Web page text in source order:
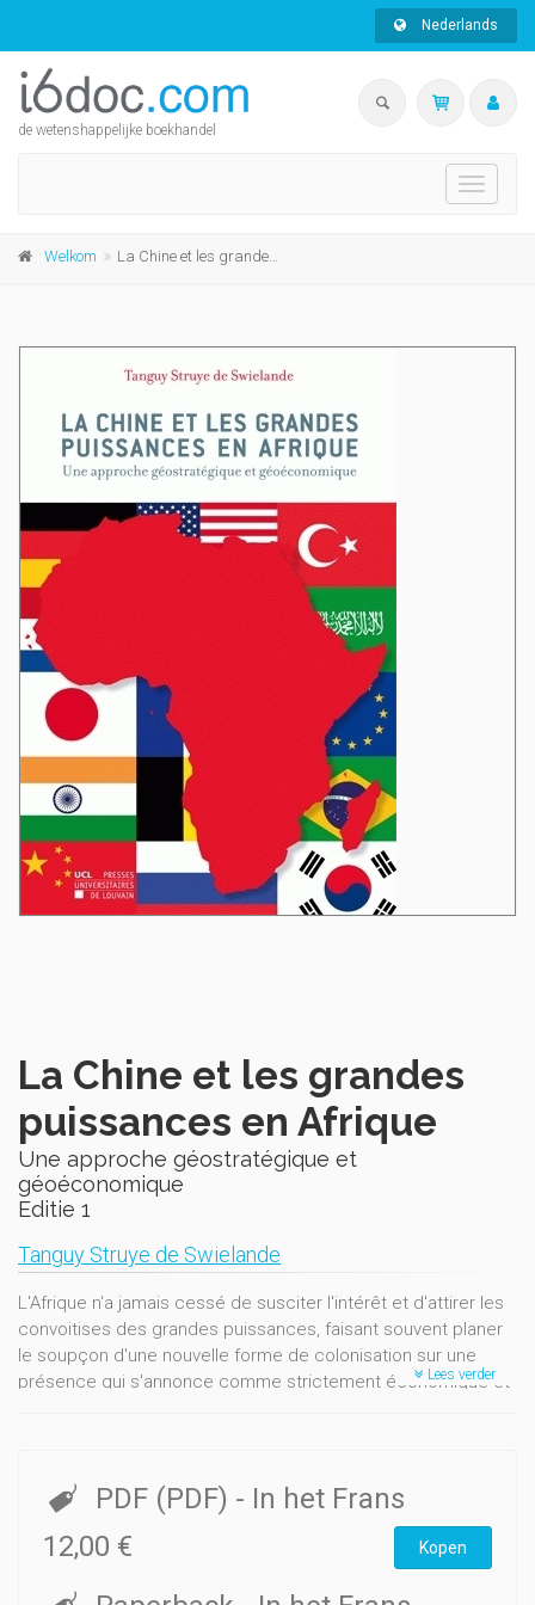
Nederlands
de wetenshappelijke boekhandel
Toggle
Welkom La Chine et les grandes puissances en Afrique
La Chine et les grandes
puissances en Afrique
Une approche géostratégique et
géoéconomique
Editie 1
Tanguy Struye de Swielande
L'Afrique n'a jamais cessé de susciter l'intérêt et d'attirer les
convoitises des grandes puissances, faisant souvent planer
le soupçon d'une nouvelle forme de colonisation sur une
présence qui s'annonce comme strictement économique et
présente comme la nouvelle puissance, sans complexe lié au
passé, sans états d'âme quant au bien-être des populations
ou au respect des droits de l'homme.
Lees verder
PDF (PDF) - In het Frans
12,00 €
Kopen